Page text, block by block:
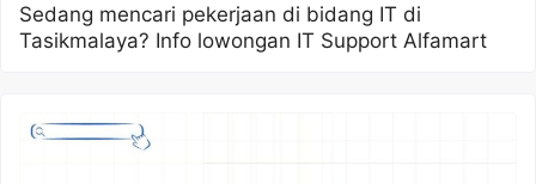
Sedang mencari pekerjaan di bidang IT di
Tasikmalaya? Info lowongan IT Support Alfamart